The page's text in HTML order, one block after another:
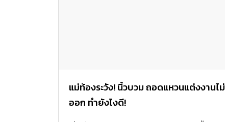
แม่ท้องระวัง! นิ้วบวม ถอดแหวนแต่งงานไม่
ออก ทำยังไงดี!